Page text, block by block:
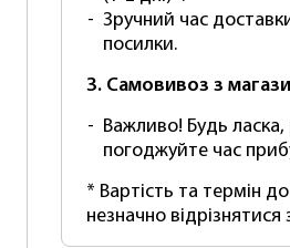
Зручний час
посилки.
3. Самовивоз з
Важливо! Будь
погоджуйте час
* Вартість та термін
незначно